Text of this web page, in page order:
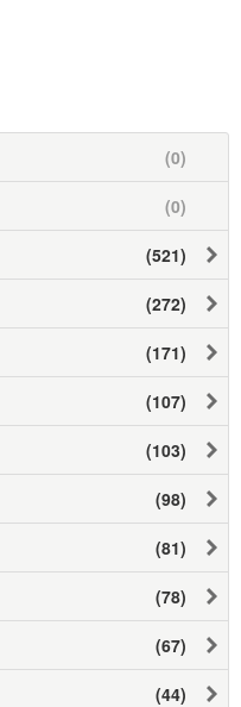
(0)
(0)
(521)
(272)
(171)
(107)
(103)
(98)
(81)
(78)
(67)
(44)